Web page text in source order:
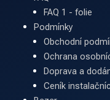
FAQ 1 - folie
Podmínky
Obchodní
Ochrana
Doprava a
Ceník